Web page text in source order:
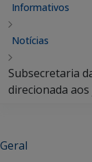
Informativos
Notícias
Subsecretaria
direcionada
Geral